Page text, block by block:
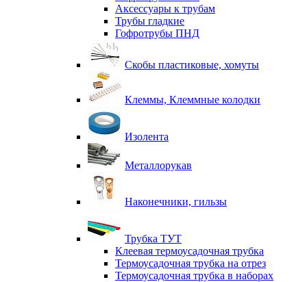
Аксессуары к трубам
Трубы гладкие
Гофротрубы ПНД
Скобы пластиковые, хомуты
Клеммы, Клеммные колодки
Изолента
Металлорукав
Наконечники, гильзы
Трубка ТУТ
Клеевая термоусадочная трубка
Термоусадочная трубка на отрез
Термоусадочная трубка в наборах